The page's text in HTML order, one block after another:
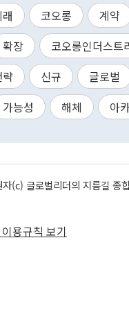
코오롱 계약
확장 코오롱인더스트
략 신규 글로벌
가능성 해체 아
자(c) 글로벌리더의 지름길
용규칙 보기